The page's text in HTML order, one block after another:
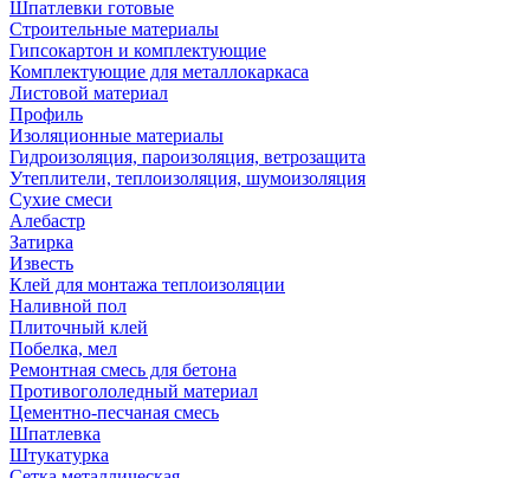
Шпатлевки готовые
Строительные материалы
Гипсокартон и комплектующие
Комплектующие для металлокаркаса
Листовой материал
Профиль
Изоляционные материалы
Гидроизоляция, пароизоляция, ветрозащита
Утеплители, теплоизоляция, шумоизоляция
Сухие смеси
Алебастр
Затирка
Известь
Клей для монтажа теплоизоляции
Наливной пол
Плиточный клей
Побелка, мел
Ремонтная смесь для бетона
Противогололедный материал
Цементно-песчаная смесь
Шпатлевка
Штукатурка